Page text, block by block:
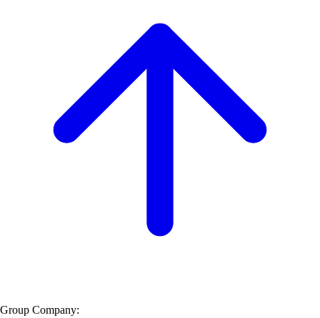
Group Company: